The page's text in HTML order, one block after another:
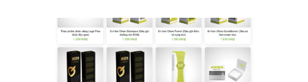
năng đăng ký tư vấn hoặc đặt hàng.